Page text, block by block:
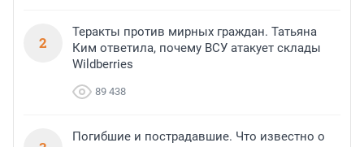
2
Теракты против мирных граждан. Татьяна
Ким ответила, почему ВСУ атакует склады
Wildberries
89 438
Погибшие и пострадавшие. Что известно о